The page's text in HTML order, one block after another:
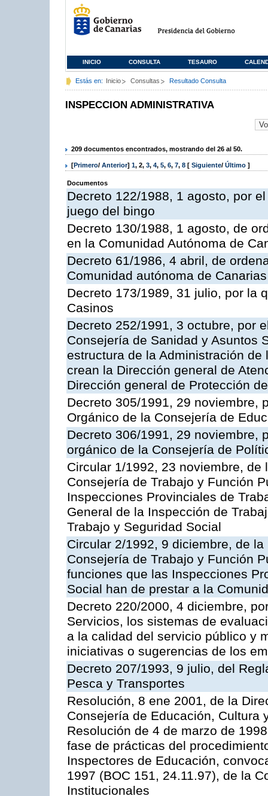
INICIO CONSULTA TESAURO
Estás en: Inicio Consultas Resultado Consulta
INSPECCION ADMINISTRATIVA
209 documentos encontrados, mostrando del 26 al 50.
[Primero/ Anterior] 1, 2, 3, 4, 5, 6, 7, 8 [ Siguiente/ Último ]
Documentos
Decreto 122/1988, 1 agosto, por
juego del bingo
Decreto 130/1988, 1 agosto, de
en la Comunidad Autónoma de
Decreto 61/1986, 4 abril, de
Comunidad autónoma de Canarias
Decreto 173/1989, 31 julio, por la
Casinos
Decreto 252/1991, 3 octubre, por
Consejería de Sanidad y Asuntos
estructura de la Administración
crean la Dirección general de
Dirección general de Protección
Decreto 305/1991, 29 noviembre,
Orgánico de la Consejería de
Decreto 306/1991, 29 noviembre,
orgánico de la Consejería de
Circular 1/1992, 23 noviembre,
Consejería de Trabajo y Función
Inspecciones Provinciales de
General de la Inspección de
Trabajo y Seguridad Social
Circular 2/1992, 9 diciembre, de
Consejería de Trabajo y Función
funciones que las Inspecciones
Social han de prestar a la
Decreto 220/2000, 4 diciembre,
Servicios, los sistemas de
a la calidad del servicio público y
iniciativas o sugerencias de los
Decreto 207/1993, 9 julio, del
Pesca y Transportes
Resolución, 8 ene 2001, de la
Consejería de Educación, Cultura
Resolución de 4 de marzo de
fase de prácticas del
Inspectores de Educación,
1997 (BOC 151, 24.11.97), de la
Institucionales